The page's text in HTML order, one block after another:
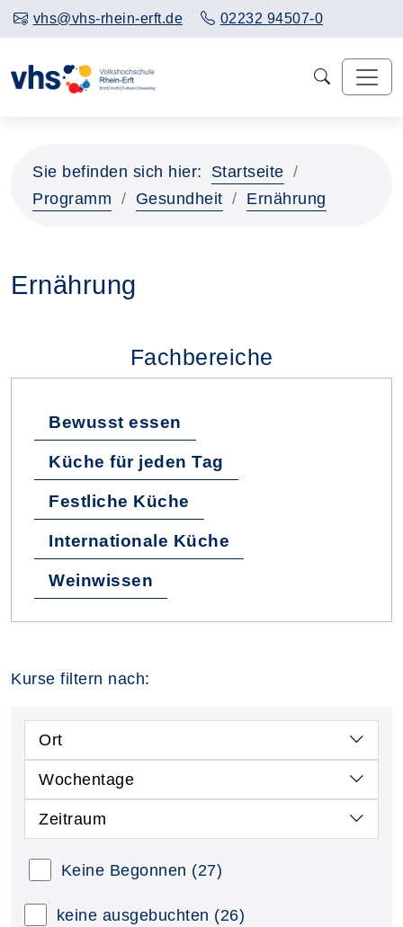
vhs@vhs-rhein-erft.de 02232 94507-0
Sie befinden sich hier:
Startseite
Programm
Gesundheit Ernährung
Ernährung
Fachbereiche
Bewusst essen
Küche für jeden Tag
Festliche Küche
Internationale Küche
Weinwissen
Kurse filtern nach:
Ort
Wochentage
Zeitraum
Keine Begonnen (27)
keine ausgebuchten (26)